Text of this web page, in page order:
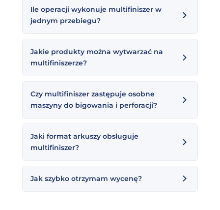
Ile operacji wykonuje multifiniszer w
jednym przebiegu?
Jakie produkty można wytwarzać na
multifiniszerze?
Czy multifiniszer zastępuje osobne
maszyny do bigowania i perforacji?
Jaki format arkuszy obsługuje
multifiniszer?
Jak szybko otrzymam wycenę?